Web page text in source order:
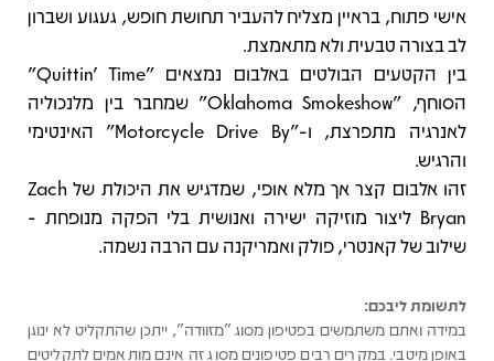
אישי פתוח, בראיין מצליח להעביר תחושת חופש, געגוע ושברון
לב בצורה טבעית ולא מתאמצת.
בין הקטעים הבולטים באלבום נמצאים "Quittin’ Time"
הסוחף, "Oklahoma Smokeshow" שמחבר בין מלנכוליה
לאנרגיה מתפרצת, ו-"Motorcycle Drive By" האינטימי
והרגיש.
זהו אלבום קצר אך מלא אופי, שמדגיש את היכולת של Zach
Bryan ליצור מוזיקה ישירה ואנושית בלי הפקה מנופחת -
שילוב של קאנטרי, פולק ואמריקנה עם הרבה נשמה.
לתשומת ליבכם:
במידה ואתם משתמשים בפטיפון מסוג "מזוודה", ייתכן שהתקליט לא ינוגן
באופן מיטבי. במקרים רבים פטיפונים מסוג זה אינם מותאמים לתקליטים